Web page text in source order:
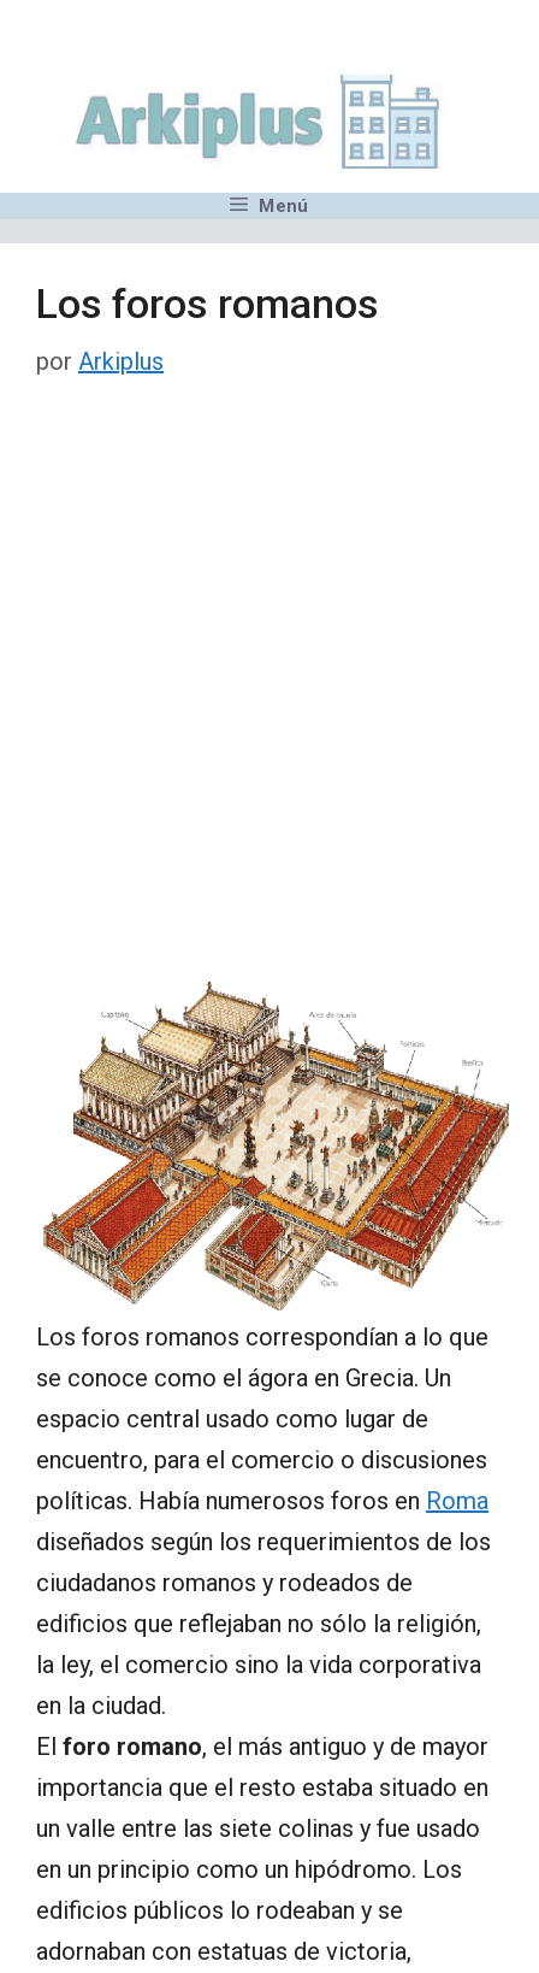
contenido
Menú
Los foros romanos
por Arkiplus
Los foros romanos correspondían a lo que
se conoce como el ágora en Grecia. Un
espacio central usado como lugar de
encuentro, para el comercio o discusiones
políticas. Había numerosos foros en Roma
diseñados según los requerimientos de los
ciudadanos romanos y rodeados de
edificios que reflejaban no sólo la religión,
la ley, el comercio sino la vida corporativa
en la ciudad.
El foro romano, el más antiguo y de mayor
importancia que el resto estaba situado en
un valle entre las siete colinas y fue usado
en un principio como un hipódromo. Los
edificios públicos lo rodeaban y se
adornaban con estatuas de victoria,